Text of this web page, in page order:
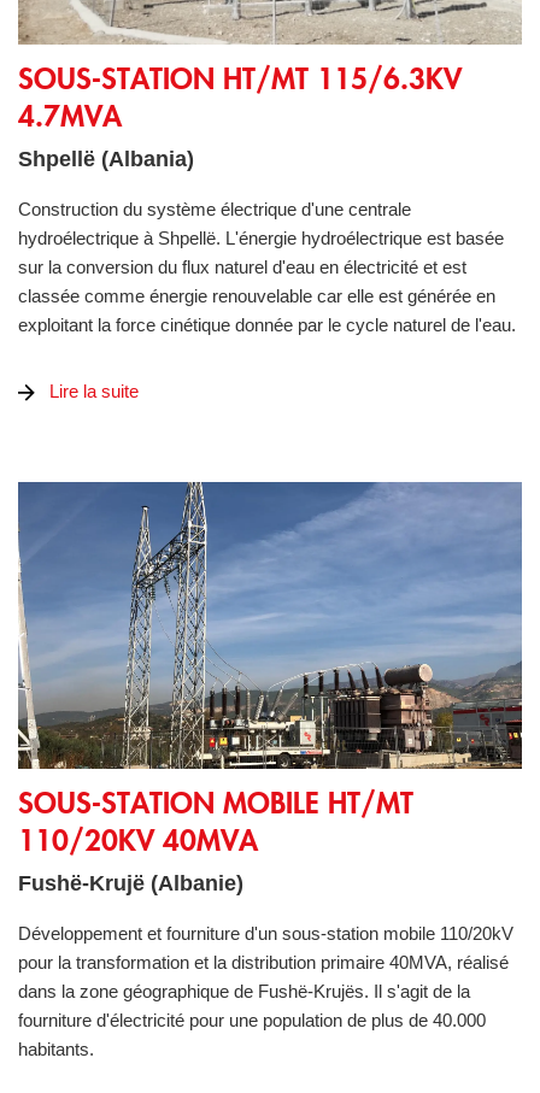
SOUS-STATION HT/MT 115/6.3KV
4.7MVA
Shpellë (Albania)
Construction du système électrique d'une centrale
hydroélectrique à Shpellë. L'énergie hydroélectrique est basée
sur la conversion du flux naturel d'eau en électricité et est
classée comme énergie renouvelable car elle est générée en
exploitant la force cinétique donnée par le cycle naturel de l'eau.
Lire la suite
SOUS-STATION MOBILE HT/MT
110/20KV 40MVA
Fushë-Krujë (Albanie)
Développement et fourniture d'un sous-station mobile 110/20kV
pour la transformation et la distribution primaire 40MVA, réalisé
dans la zone géographique de Fushë-Krujës. Il s'agit de la
fourniture d'électricité pour une population de plus de 40.000
habitants.